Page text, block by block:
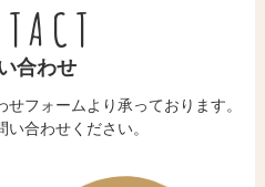
合わせ
フォームより承っております。
合わせください。